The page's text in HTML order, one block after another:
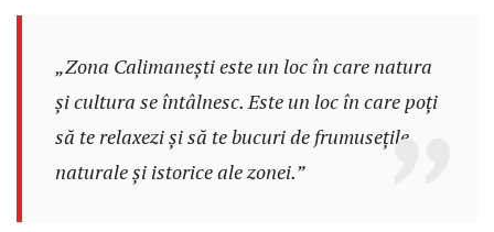
„Zona Calimanești este un loc în care natura
și cultura se întâlnesc. Este un loc în care poți
să te relaxezi și să te bucuri de frumusețile
naturale și istorice ale zonei.”